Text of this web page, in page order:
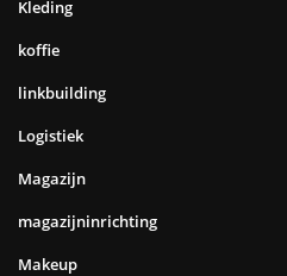
Kleding
koffie
linkbuilding
Logistiek
Magazijn
magazijninrichting
Makeup